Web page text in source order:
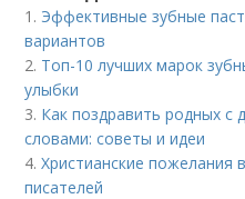
1. Эффективные зубные
вариантов
2. Топ-10 лучших марок
улыбки
3. Как поздравить родных с
словами: советы и идеи
4.Христианские пожелания
писателей